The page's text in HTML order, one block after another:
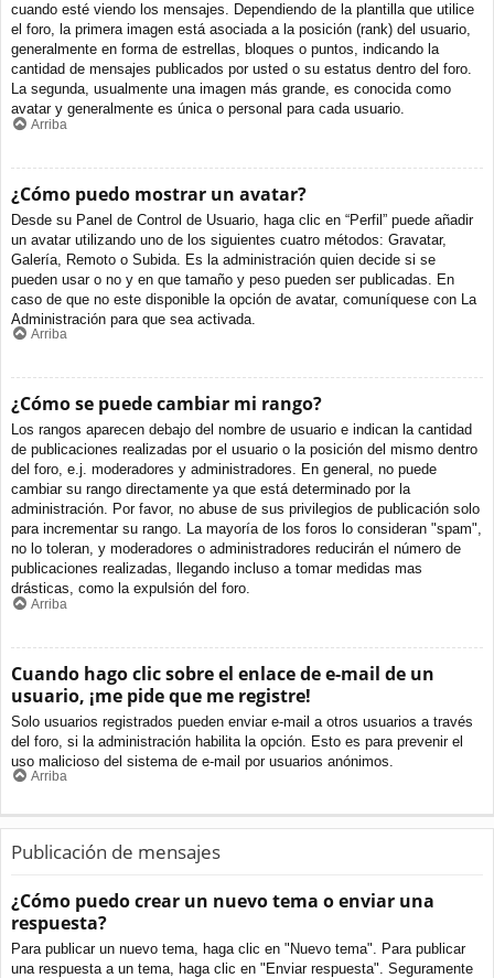
cuando esté viendo los mensajes. Dependiendo de la plantilla que utilice
el foro, la primera imagen está asociada a la posición (rank) del usuario,
generalmente en forma de estrellas, bloques o puntos, indicando la
cantidad de mensajes publicados por usted o su estatus dentro del foro.
La segunda, usualmente una imagen más grande, es conocida como
avatar y generalmente es única o personal para cada usuario.
Arriba
¿Cómo puedo mostrar un avatar?
Desde su Panel de Control de Usuario, haga clic en “Perfil” puede añadir
un avatar utilizando uno de los siguientes cuatro métodos: Gravatar,
Galería, Remoto o Subida. Es la administración quien decide si se
pueden usar o no y en que tamaño y peso pueden ser publicadas. En
caso de que no este disponible la opción de avatar, comuníquese con La
Administración para que sea activada.
Arriba
¿Cómo se puede cambiar mi rango?
Los rangos aparecen debajo del nombre de usuario e indican la cantidad
de publicaciones realizadas por el usuario o la posición del mismo dentro
del foro, e.j. moderadores y administradores. En general, no puede
cambiar su rango directamente ya que está determinado por la
administración. Por favor, no abuse de sus privilegios de publicación solo
para incrementar su rango. La mayoría de los foros lo consideran "spam",
no lo toleran, y moderadores o administradores reducirán el número de
publicaciones realizadas, llegando incluso a tomar medidas mas
drásticas, como la expulsión del foro.
Arriba
Cuando hago clic sobre el enlace de e-mail de un
usuario, ¡me pide que me registre!
Solo usuarios registrados pueden enviar e-mail a otros usuarios a través
del foro, si la administración habilita la opción. Esto es para prevenir el
uso malicioso del sistema de e-mail por usuarios anónimos.
Arriba
Publicación de mensajes
¿Cómo puedo crear un nuevo tema o enviar una
respuesta?
Para publicar un nuevo tema, haga clic en "Nuevo tema". Para publicar
una respuesta a un tema, haga clic en "Enviar respuesta". Seguramente